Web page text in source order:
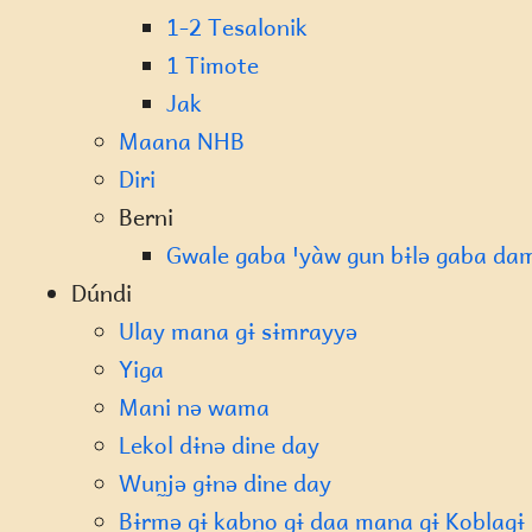
1-2 Tesalonik
1 Timote
Jak
Maana NHB
Diri
Berni
Gwale gaba ꞌyàw gun bɨlə gaba
Dúndi
Ulay mana gɨ sɨmrayyə
Yiga
Mani nə wama
Lekol dɨnə dine day
Wun̰jə gɨnə dine day
Bɨrmə gɨ kabn̰o gɨ daa mana gɨ Koblagɨ